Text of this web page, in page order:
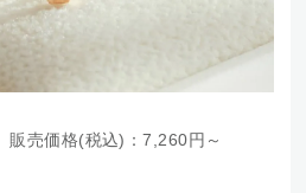
販売価格(税込)：7,260円～